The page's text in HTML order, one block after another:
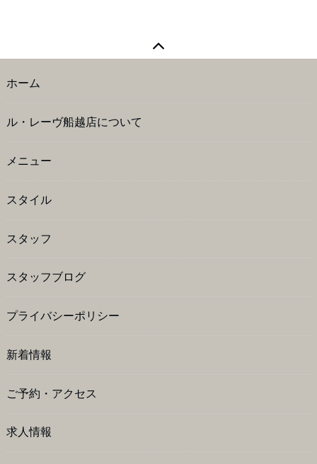
ホーム
ル・レーヴ船越店について
メニュー
スタイル
スタッフ
スタッフブログ
プライバシーポリシー
新着情報
ご予約・アクセス
求人情報